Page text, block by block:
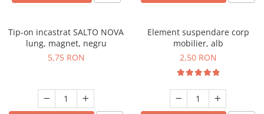
Tip-on incastrat SALTO NOVA
lung, magnet, negru
5,75 RON
Element suspendare corp
mobilier, alb
2,50 RON